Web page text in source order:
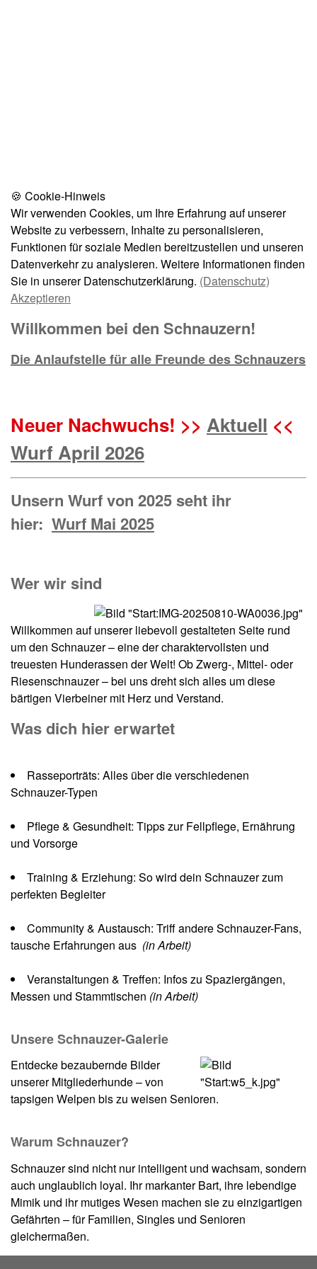
🍪 Cookie-Hinweis
Wir verwenden Cookies, um Ihre Erfahrung auf unserer
Website zu verbessern, Inhalte zu personalisieren,
Funktionen für soziale Medien bereitzustellen und unseren
Datenverkehr zu analysieren. Weitere Informationen finden
Sie in unserer Datenschutzerklärung. (Datenschutz)
Akzeptieren
Willkommen bei den Schnauzern!
Die Anlaufstelle für alle Freunde des Schnauzers
Neuer Nachwuchs! >> Aktuell <<
Wurf April 2026
Unsern Wurf von 2025 seht ihr
hier: Wurf Mai 2025
Wer wir sind
Willkommen auf unserer liebevoll gestalteten Seite rund
um den Schnauzer – eine der charaktervollsten und
treuesten Hunderassen der Welt! Ob Zwerg-, Mittel- oder
Riesenschnauzer – bei uns dreht sich alles um diese
bärtigen Vierbeiner mit Herz und Verstand.
Was dich hier erwartet
Rasseporträts: Alles über die verschiedenen
Schnauzer-Typen
Pflege & Gesundheit: Tipps zur Fellpflege, Ernährung
und Vorsorge
Training & Erziehung: So wird dein Schnauzer zum
perfekten Begleiter
Community & Austausch: Triff andere Schnauzer-Fans,
tausche Erfahrungen aus (in Arbeit)
Veranstaltungen & Treffen: Infos zu Spaziergängen,
Messen und Stammtischen (in Arbeit)
Unsere Schnauzer-Galerie
Entdecke bezaubernde Bilder
unserer Mitgliederhunde – von
tapsigen Welpen bis zu weisen Senioren.
Warum Schnauzer?
Schnauzer sind nicht nur intelligent und wachsam, sondern
auch unglaublich loyal. Ihr markanter Bart, ihre lebendige
Mimik und ihr mutiges Wesen machen sie zu einzigartigen
Gefährten – für Familien, Singles und Senioren
gleichermaßen.